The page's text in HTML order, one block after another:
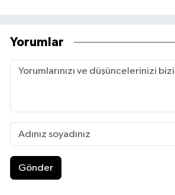
Yorumlar
Gönder